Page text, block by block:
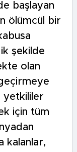
başlayan
ölümcül bir
şekilde
olan
yetkililer
için tüm
kalanlar,